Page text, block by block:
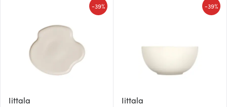
Iittala
-39%
Iittala
-39%